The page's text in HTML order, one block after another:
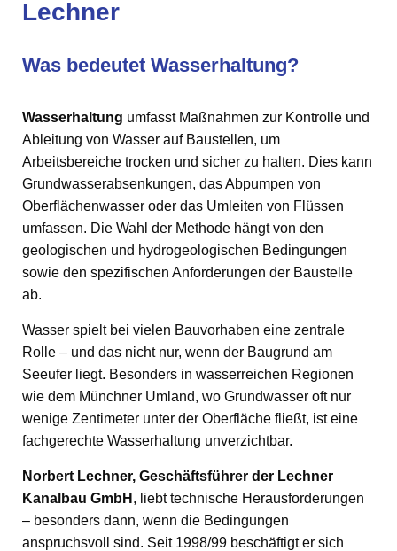
Lechner
Was bedeutet Wasserhaltung?
Wasserhaltung umfasst Maßnahmen zur Kontrolle und
Ableitung von Wasser auf Baustellen, um
Arbeitsbereiche trocken und sicher zu halten. Dies kann
Grundwasserabsenkungen, das Abpumpen von
Oberflächenwasser oder das Umleiten von Flüssen
umfassen. Die Wahl der Methode hängt von den
geologischen und hydrogeologischen Bedingungen
sowie den spezifischen Anforderungen der Baustelle
ab.
Wasser spielt bei vielen Bauvorhaben eine zentrale
Rolle – und das nicht nur, wenn der Baugrund am
Seeufer liegt. Besonders in wasserreichen Regionen
wie dem Münchner Umland, wo Grundwasser oft nur
wenige Zentimeter unter der Oberfläche fließt, ist eine
fachgerechte Wasserhaltung unverzichtbar.
Norbert Lechner, Geschäftsführer der Lechner
Kanalbau GmbH , liebt technische Herausforderungen
– besonders dann, wenn die Bedingungen
anspruchsvoll sind. Seit 1998/99 beschäftigt er sich